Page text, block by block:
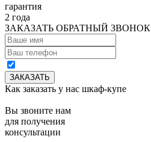
гарантия
2 года
ЗАКАЗАТЬ ОБРАТНЫЙ ЗВОНОК
Как заказать у нас шкаф-купе
Вы звоните нам
для получения
консультации